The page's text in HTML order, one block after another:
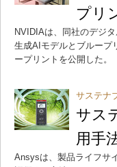
プリ
NVIDIAは、同社のデジ
生成AIモデルとブループ
ープリントを公開した。
サステナ
サス
用手
Ansysは、製品ライフサ